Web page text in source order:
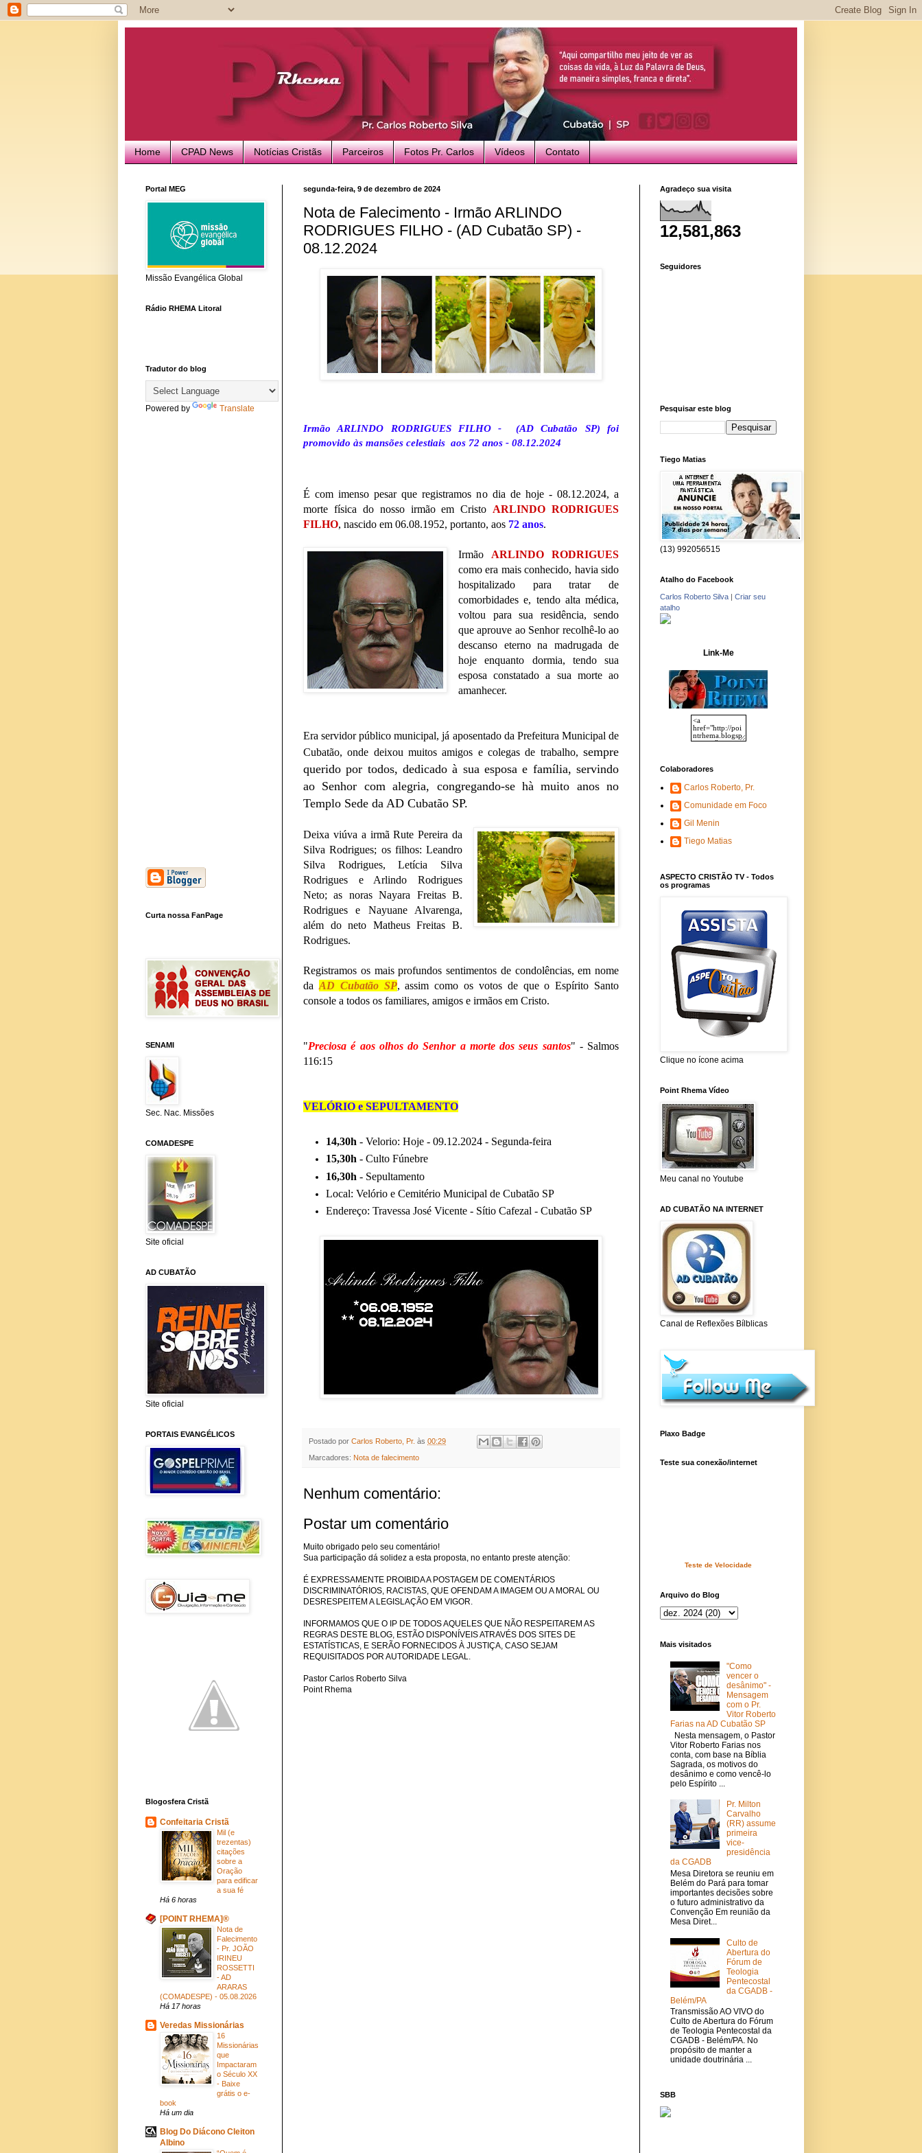
Home CPAD News Notícias Cristãs Parceiros Fotos Pr. Carlos Vídeos Contato
segunda-feira, 9 de dezembro de 2024
Nota de Falecimento - Irmão ARLINDO
RODRIGUES FILHO - (AD Cubatão SP) -
08.12.2024
Irmão ARLINDO RODRIGUES FILHO - (AD Cubatão SP) foi
promovido às mansões celestiais aos 72 anos - 08.12.2024
É com imenso pesar que registramos no dia de hoje - 08.12.2024, a
morte física do nosso irmão em CristoARLINDO RODRIGUES
FILHO, nascido em 06.08.1952, portanto, aos 72 anos.
Irmão ARLINDO RODRIGUES
como era mais conhecido, havia sido
hospitalizado para tratar de
comorbidades e, tendo alta médica,
voltou para sua residência, sendo
que aprouve ao Senhor recolhê-lo ao
descanso eterno na madrugada de
hoje enquanto dormia, tendo sua
esposa constatado a sua morte ao
amanhecer.
Era servidor público municipal, já aposentado da Prefeitura Municipal de
Cubatão, onde deixou muitos amigos e colegas de trabalho, sempre
querido por todos, dedicado à sua esposa e família, servindo
ao Senhor com alegria, congregando-se hà muito anos no
Templo Sede da AD Cubatão SP.
Deixa viúva a irmã Rute Pereira da
Silva Rodrigues; os filhos: Leandro
Silva Rodrigues, Letícia Silva
Rodrigues e Arlindo Rodrigues
Neto; as noras Nayara Freitas B.
Rodrigues e Nayuane Alvarenga,
além do neto Matheus Freitas B.
Rodrigues.
Registramos os mais profundos sentimentos de condolências, em nome
daAD Cubatão SP, assim como os votos de que o Espírito Santo
console a todos os familiares, amigos e irmãos em Cristo.
"Preciosa é aos olhos do Senhor a morte dos seus santos" - Salmos
116:15
VELÓRIO e SEPULTAMENTO
14,30h - Velorio: Hoje - 09.12.2024 - Segunda-feira
15,30h - Culto Fúnebre
16,30h - Sepultamento
Local: Velório e Cemitério Municipal de Cubatão SP
Endereço: Travessa José Vicente - Sítio Cafezal - Cubatão SP
Arlindo Rodrigues Filho06.08.1952
**08.12.2024*
Esposa Rute Pereira
da Silva Rodrigues Filhos Leandro
Silva Rodrigues Letícia Silva
Rodrigues Arlindo Rodrigues Neto
Noras Nayara Freitas B Rodrigues
Nayuane Alvarenga Neto Matheus
Freitas B Rodrigues
Postado por Carlos Roberto, Pr. às 00:29
Marcadores: Nota de falecimento
Nenhum comentário:
Postar um comentário
Muito obrigado pelo seu comentário!
Sua participação dá solidez a esta proposta, no entanto preste atenção:
É EXPRESSAMENTE PROIBIDA A POSTAGEM DE COMENTÁRIOS
DISCRIMINATÓRIOS, RACISTAS, QUE OFENDAM A IMAGEM OU A MORAL OU
DESRESPEITEM A LEGISLAÇÃO EM VIGOR.
INFORMAMOS QUE O IP DE TODOS AQUELES QUE NÃO RESPEITAREM AS
REGRAS DESTE BLOG, ESTÃO DISPONÍVEIS ATRAVÉS DOS SITES DE
ESTATÍSTICAS, E SERÃO FORNECIDOS À JUSTIÇA, CASO SEJAM
REQUISITADOS POR AUTORIDADE LEGAL.
Pastor Carlos Roberto Silva
Point Rhema
Portal MEG
Missão Evangélica Global
Rádio RHEMA Litoral
Tradutor do blog
Powered by Translate
Curta nossa FanPage
SENAMI
Sec. Nac. Missões
COMADESPE
Site oficial
AD CUBATÃO
Site oficial
PORTAIS EVANGÉLICOS
Blogosfera Cristã
Confeitaria Cristã
Mil (e
trezentas)
citações
sobre a
Oração
para edificar
a sua fé
Há 6 horas
[POINT RHEMA]®
Nota de
Falecimento
- Pr. JOÃO
IRINEU
ROSSETTI
- AD
ARARAS
(COMADESPE) - 05.08.2026
Há 17 horas
Veredas Missionárias
16
Missionárias
que
Impactaram
o Século XX
- Baixe
grátis o e-
book
Há um dia
Blog Do Diácono Cleiton
Albino
Agradeço sua visita
12,581,863
Seguidores
Pesquisar este blog
Tiego Matias
(13) 992056515
Atalho do Facebook
Carlos Roberto Silva | Criar seu
atalho
Link-Me
Colaboradores
Carlos Roberto, Pr.
Comunidade em Foco
Gil Menin
Tiego Matias
ASPECTO CRISTÃO TV - Todos
os programas
Clique no ícone acima
Point Rhema Vídeo
Meu canal no Youtube
AD CUBATÃO NA INTERNET
Canal de Reflexões Bílblicas
Plaxo Badge
Teste sua conexão/internet
Teste de Velocidade
Arquivo do Blog
Mais visitados
"Como
vencer o
desânimo" -
Mensagem
com o Pr.
Vitor Roberto
Farias na AD Cubatão SP
Nesta mensagem, o Pastor
Vitor Roberto Farias nos
conta, com base na Bíblia
Sagrada, os motivos do
desânimo e como vencê-lo
pelo Espírito ...
Pr. Milton
Carvalho
(RR) assume
primeira
vice-
presidência
da CGADB
Mesa Diretora se reuniu em
Belém do Pará para tomar
importantes decisões sobre
o futuro administrativo da
Convenção Em reunião da
Mesa Diret...
Culto de
Abertura do
Fórum de
Teologia
Pentecostal
da CGADB -
Belém/PA
Transmissão AO VIVO do
Culto de Abertura do Fórum
de Teologia Pentecostal da
CGADB - Belém/PA. No
propósito de manter a
unidade doutrinária ...
SBB